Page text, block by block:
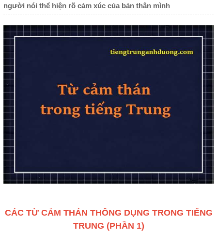
người nói thể hiện rõ cảm xúc của bản thân mình
CÁC TỪ CẢM THÁN THÔNG DỤNG TRONG TIẾNG
TRUNG (PHẦN 1)